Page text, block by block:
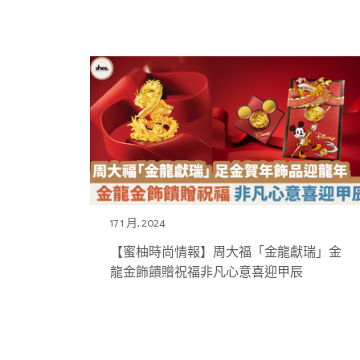
17 1 月, 2024
【蜜柚時尚情報】周大福「金龍獻瑞」金
龍金飾饋贈祝福非凡心意喜迎甲辰